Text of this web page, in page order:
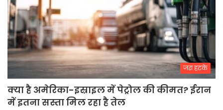
जरा हटके
क्या है अमेरिका-इस्राइल में पेट्रोल की कीमत? ईरान
में इतना सस्ता मिल रहा है तेल